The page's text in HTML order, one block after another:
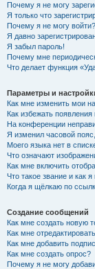
Почему я не могу
Я только что
Почему я не могу войти?
Я давно
Я забыл пароль!
Почему мне
Что делает функция
Параметры и
Как мне изменить мои
Как избежать
На конференции
Я изменил часовой
Моего языка нет в
Что означают
Как мне включить
Что такое звание и как
Когда я щёлкаю по
Создание сообщений
Как мне создать новую
Как мне
Как мне добавить
Как мне создать опрос?
Почему я не могу